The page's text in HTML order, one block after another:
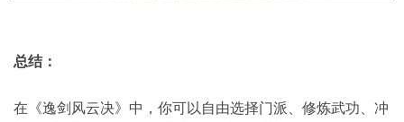
总结：
在《逸剑风云决》中，你可以自由选择门派、修炼武功、冲